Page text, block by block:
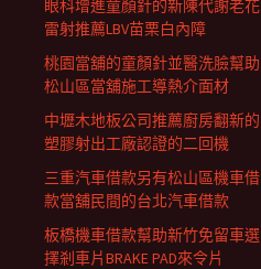
眼科增進童顏針的新陳代謝老花
雷射推薦LBV苗栗白內障
桃園當舖的童顏針並醫洗臉幫助
松山區當舖施工導熱介面材
中壢木地板公司推薦廚房翻新的
塑膠射出工廠認證的二回機
三重汽車借款另有松山區機車借
款當舖民間的台北汽車借款
板橋機車借款幫助新竹免留車選
擇剎車片BRAKE PAD來令片